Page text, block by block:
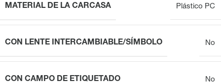
MATERIAL DE LA CARCASA Plástico PC
CON LENTE INTERCAMBIABLE/SÍMBOLO No
CON CAMPO DE ETIQUETADO No